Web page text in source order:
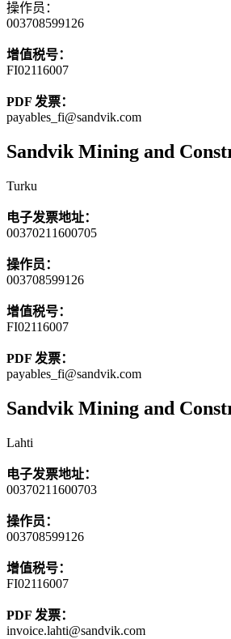
操作员：
003708599126
增值税号：
FI02116007
PDF 发票：
payables_fi@sandvik.com
Sandvik Mining and
Turku
电子发票地址：
00370211600705
操作员：
003708599126
增值税号：
FI02116007
PDF 发票：
payables_fi@sandvik.com
Sandvik Mining and
Lahti
电子发票地址：
00370211600703
操作员：
003708599126
增值税号：
FI02116007
PDF 发票：
invoice.lahti@sandvik.com